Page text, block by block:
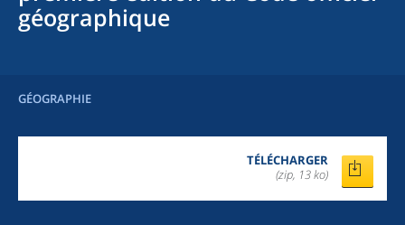
géographique
GÉOGRAPHIE
TÉLÉCHARGER
(zip, 13 ko)